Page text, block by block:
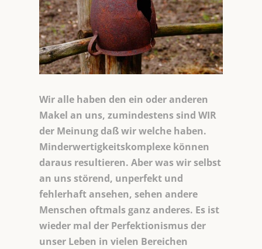
Wir alle haben den ein oder anderen
Makel an uns, zumindestens sind WIR
der Meinung daß wir welche haben.
Minderwertigkeitskomplexe können
daraus resultieren. Aber was wir selbst
an uns störend, unperfekt und
fehlerhaft ansehen, sehen andere
Menschen oftmals ganz anderes. Es ist
wieder mal der Perfektionismus der
unser Leben in vielen Bereichen